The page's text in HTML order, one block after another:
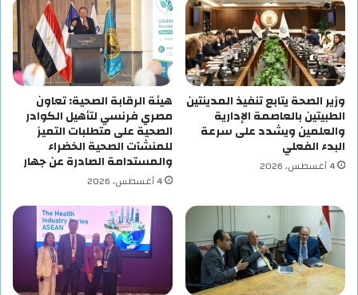
وزير الصحة يتابع تنفيذ المدينتين
الطبيتين بالعاصمة الإدارية
والعلمين ويشدد على سرعة
البدء الفعلي
4 أغسطس، 2026
هيئة الرقابة الصحية: تعاون
مصري فرنسي لتأهيل الكوادر
الصحية على متطلبات التميز
للمنشآت الصحية الخضراء
والمستدامة الصادرة عن جهار
4 أغسطس، 2026